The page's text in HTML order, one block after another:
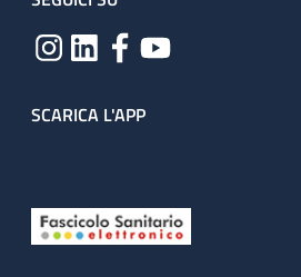
SCARICA L'APP